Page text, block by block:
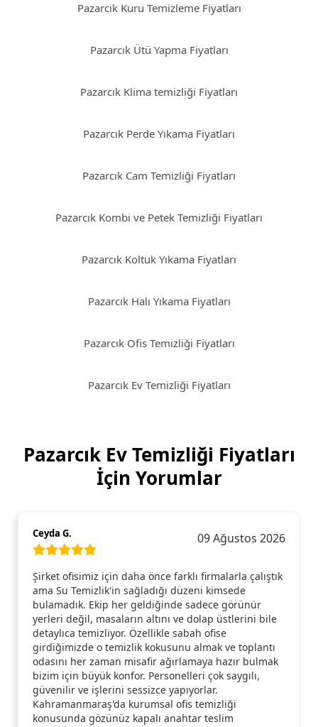
Pazarcık Kuru Temizleme Fiyatları
Pazarcık Ütü Yapma Fiyatları
Pazarcık Klima temizliği Fiyatları
Pazarcık Perde Yıkama Fiyatları
Pazarcık Cam Temizliği Fiyatları
Pazarcık Kombi ve Petek Temizliği Fiyatları
Pazarcık Koltuk Yıkama Fiyatları
Pazarcık Halı Yıkama Fiyatları
Pazarcık Ofis Temizliği Fiyatları
Pazarcık Ev Temizliği Fiyatları
Pazarcık Ev Temizliği Fiyatları
İçin Yorumlar
Ceyda G. 09 Ağustos 2026
Şirket ofisimiz için daha önce farklı firmalarla çalıştık
ama Su Temizlik'in sağladığı düzeni kimsede
bulamadık. Ekip her geldiğinde sadece görünür
yerleri değil, masaların altını ve dolap üstlerini bile
detaylıca temizliyor. Özellikle sabah ofise
girdiğimizde o temizlik kokusunu almak ve toplantı
odasını her zaman misafir ağırlamaya hazır bulmak
bizim için büyük konfor. Personelleri çok saygılı,
güvenilir ve işlerini sessizce yapıyorlar.
Kahramanmaraş'da kurumsal ofis temizliği
konusunda gözünüz kapalı anahtar teslim